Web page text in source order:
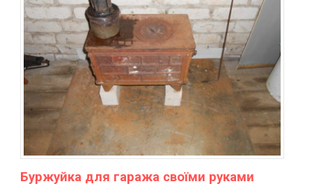
Буржуйка для гаража своїми руками